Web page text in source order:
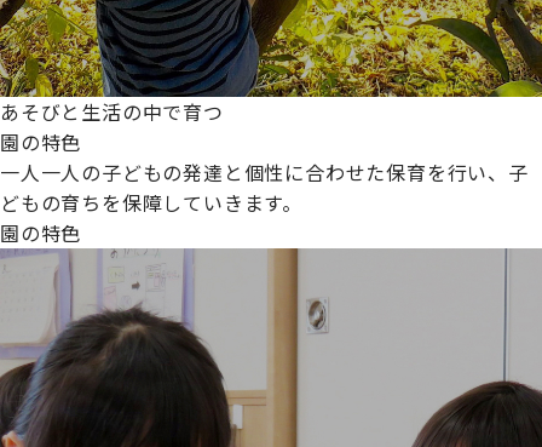
あそびと生活の中で育つ
園の特色
一人一人の子どもの発達と個性に合わせた保育を行い、子
どもの育ちを保障していきます。
園の特色